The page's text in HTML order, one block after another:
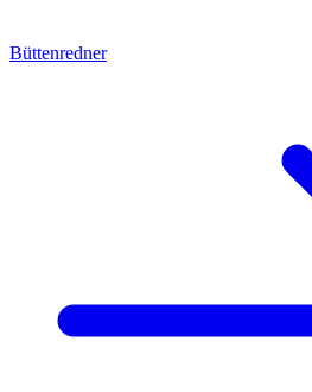
Büttenredner